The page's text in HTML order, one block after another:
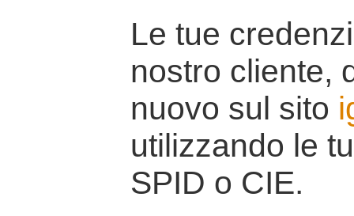
Le tue
nostro cliente,
nuovo sul sito
utilizzando le
SPID o CIE.